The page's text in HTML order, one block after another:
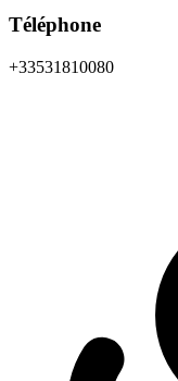
Téléphone
+33531810080